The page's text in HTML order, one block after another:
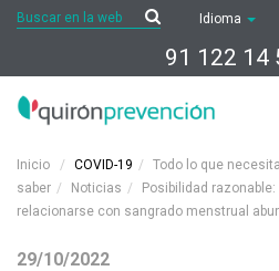
Saltar al contenido
Buscar
Idioma
91 122 14
Inicio COVID-19
Todo lo que
saber
Noticias
Posibilidad
relacionarse con sangrado menstrual
29/10/2022